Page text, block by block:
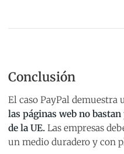
Conclusión
El caso PayPal demuestra
las páginas web no
de la UE. Las empresas
un medio duradero y con